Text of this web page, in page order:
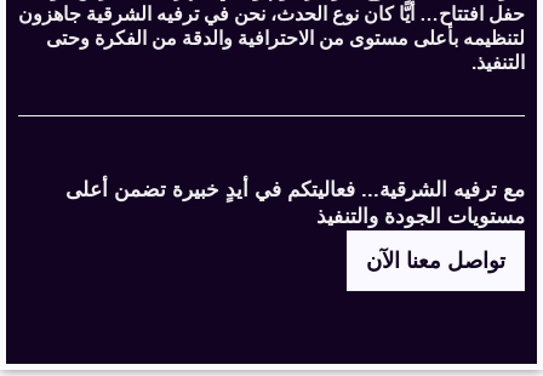
حفل افتتاح… أيًّا كان نوع الحدث، نحن في ترفيه الشرقية جاهزون
لتنظيمه بأعلى مستوى من الاحترافية والدقة من الفكرة وحتى
التنفيذ.
مع ترفيه الشرقية... فعاليتكم في أيدٍ خبيرة تضمن أعلى
مستويات الجودة والتنفيذ
تواصل معنا الآن